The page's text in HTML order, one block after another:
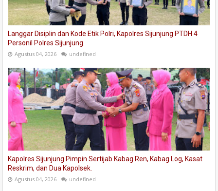
Langgar Disiplin dan Kode Etik Polri, Kapolres Sijunjung PTDH 4
Personil Polres Sijunjung.
Agustus 04, 2026 undefined
Kapolres Sijunjung Pimpin Sertijab Kabag Ren, Kabag Log, Kasat
Reskrim, dan Dua Kapolsek.
Agustus 04, 2026 undefined